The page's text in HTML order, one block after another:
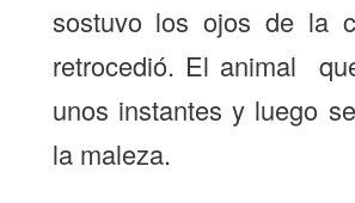
sostuvo los ojos de la
retrocedió. El animal
unos instantes y luego
la maleza.